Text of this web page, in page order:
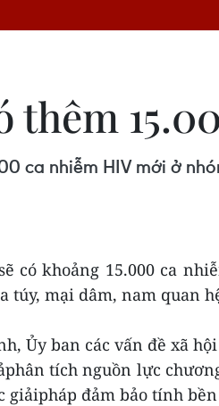
thêm
ca nhiễm HIV mới ở
có khoảng 15.000 ca
túy, mại dâm, nam quan
Ủy ban các vấn đề xã
tích nguồn lực
giảipháp đảm bảo tính